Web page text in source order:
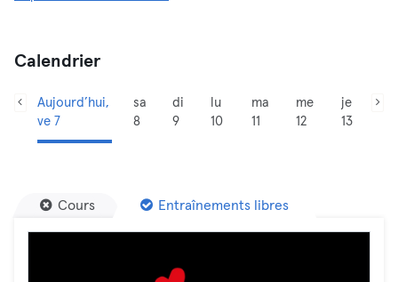
Calendrier
Aujourd’hui,
ve 7
sa
8
di
9
lu
10
ma
11
me
12
je
13
Cours Entraînements libres